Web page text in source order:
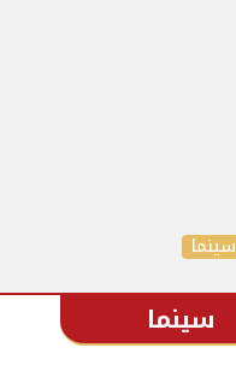
سينما
سينما